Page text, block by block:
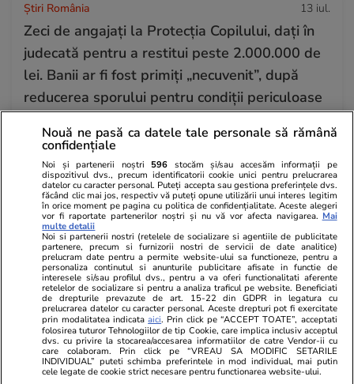
Știri România 13 iul.
Zeci de angajați la Protecția Copilului, dați în
judecată pentru a restitui peste 2.000.000 de
lei. Banii ar fi fost primiți „necuvenit”, după
reducerea sporului pentru condiții periculoase
Știri România
Viorel Pașca va fi cercetat în libertate, a decis
Curtea de Apel București, care a respins
arestarea preventivă cerută de DIICOT și i-a
scos și controlul judiciar
Nouă ne pasă ca datele tale personale să rămână
confidențiale
Noi și partenerii noștri 596 stocăm și/sau accesăm informații pe
dispozitivul dvs., precum identificatorii cookie unici pentru prelucrarea
datelor cu caracter personal. Puteți accepta sau gestiona preferințele dvs.
făcând clic mai jos, respectiv vă puteți opune utilizării unui interes legitim
în orice moment pe pagina cu politica de confidențialitate. Aceste alegeri
vor fi raportate partenerilor noștri și nu vă vor afecta navigarea. Mai
multe detalii
Noi si partenerii nostri (retelele de socializare si agentiile de publicitate
partenere, precum si furnizorii nostri de servicii de date analitice)
prelucram date pentru a permite website-ului sa functioneze, pentru a
personaliza continutul si anunturile publicitare afisate in functie de
interesele si/sau profilul dvs., pentru a va oferi functionalitati aferente
retelelor de socializare si pentru a analiza traficul pe website. Beneficiati
de drepturile prevazute de art. 15-22 din GDPR in legatura cu
prelucrarea datelor cu caracter personal. Aceste drepturi pot fi exercitate
prin modalitatea indicataaici. Prin click pe “ACCEPT TOATE”, acceptati
folosirea tuturor Tehnologiilor de tip Cookie, care implica inclusiv acceptul
dvs. cu privire la stocarea/accesarea informatiilor de catre Vendor-ii cu
care colaboram. Prin click pe “VREAU SA MODIFIC SETARILE
INDIVIDUAL” puteti schimba preferintele in mod individual, mai putin
cele legate de cookie strict necesare pentru functionarea website-ului.